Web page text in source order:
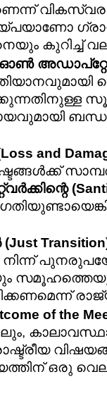
വികസ്വര
കുറിച്ച്
and
സാന്റിയാഗോ
സമൂഹത്തെയും
of the
ഒരു